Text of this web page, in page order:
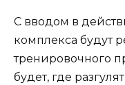
С вводом в
комплекса будут
тренировочного
будет, где